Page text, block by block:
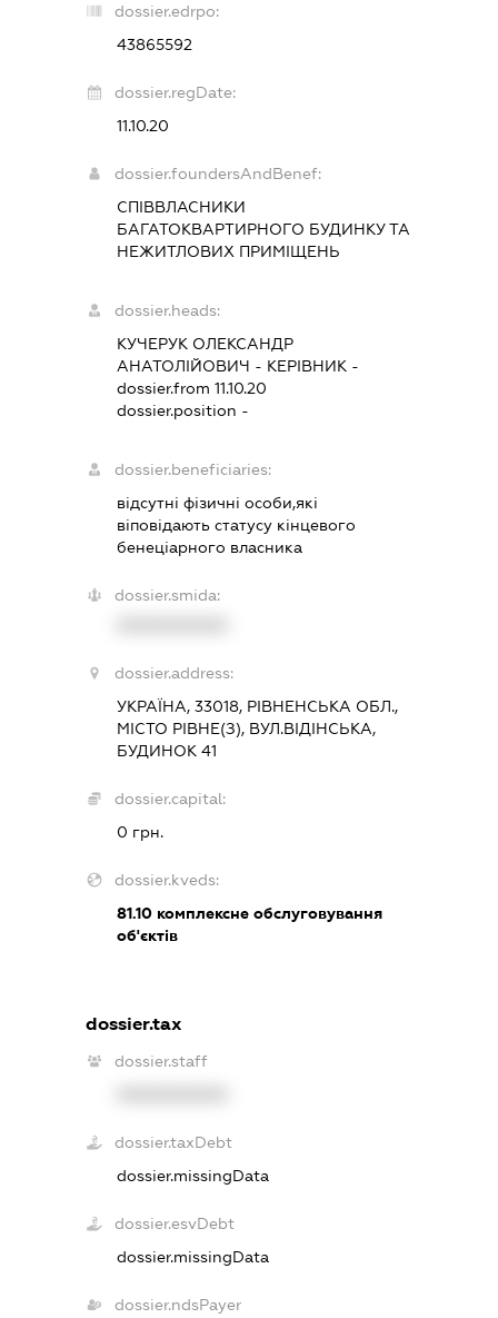
dossier.edrpo:
43865592
dossier.regDate:
11.10.20
dossier.foundersAndBenef:
СПІВВЛАСНИКИ
БАГАТОКВАРТИРНОГО БУДИНКУ ТА
НЕЖИТЛОВИХ ПРИМІЩЕНЬ
dossier.heads:
КУЧЕРУК ОЛЕКСАНДР
АНАТОЛІЙОВИЧ - КЕРІВНИК -
dossier.from 11.10.20
dossier.position -
dossier.beneficiaries:
відсутні фізичні особи,які
віповідають статусу кінцевого
бенеціарного власника
dossier.smida:
dossier.address:
УКРАЇНА, 33018, РІВНЕНСЬКА ОБЛ.,
МІСТО РІВНЕ(З), ВУЛ.ВІДІНСЬКА,
БУДИНОК 41
dossier.capital:
0 грн.
dossier.kveds:
81.10комплексне обслуговування
об'єктів
dossier.tax
dossier.staff
dossier.taxDebt
dossier.missingData
dossier.esvDebt
dossier.missingData
dossier.ndsPayer